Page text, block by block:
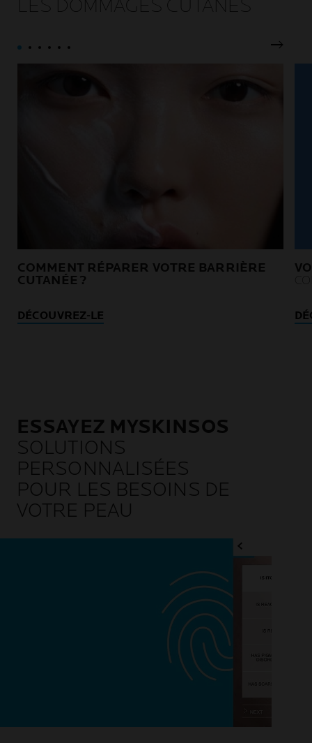
traitements contre le cancer.
LES DOMMAGES CUTANÉS
COMMENT RÉPARER VOTRE BARRIÈRE
CUTANÉE ?
DÉCOUVREZ-LE
ESSAYEZ MYSKINSOS
SOLUTIONS
PERSONNALISÉES
POUR LES BESOINS DE
VOTRE PEAU